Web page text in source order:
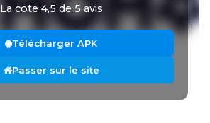
La cote 4,5 de 5 avis
Télécharger APK
Passer sur le site